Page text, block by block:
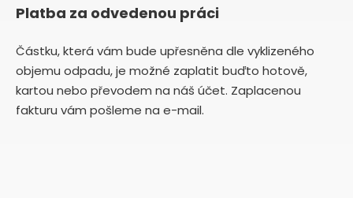
Platba za odvedenou práci
Částku, která vám bude upřesněna dle vyklizeného
objemu odpadu, je možné zaplatit buďto hotově,
kartou nebo převodem na náš účet. Zaplacenou
fakturu vám pošleme na e-mail.